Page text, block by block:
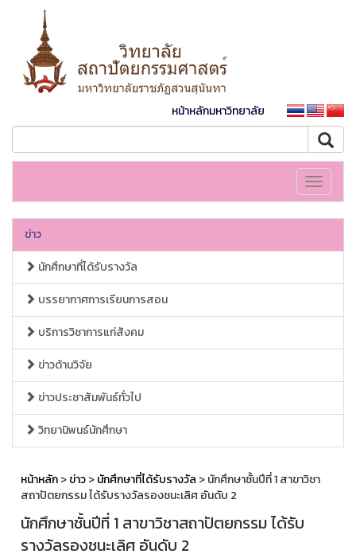
หน้าหลักมหาวิทยาลัย
Toggle
ข่าว
นักศึกษาที่ได้รับรางวัล
บรรยากาศการเรียนการสอน
บริการวิชาการแก่สังคม
ข่าวด้านวิจัย
ข่าวประชาสัมพันธ์ทั่วไป
วิทยานิพนธ์นักศึกษา
หน้าหลัก>ข่าว>นักศึกษาที่ได้รับรางวัล > นักศึกษาชั้นปีที่ 1 สาขาวิชา
สถาปัตยกรรม ได้รับรางวัลรองชนะเลิศ อันดับ 2
นักศึกษาชั้นปีที่ 1 สาขาวิชาสถาปัตยกรรม ได้รับ
รางวัลรองชนะเลิศ อันดับ 2